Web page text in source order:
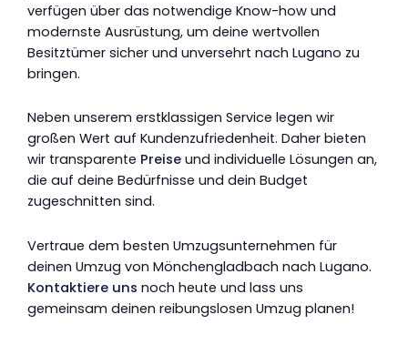
verfügen über das notwendige Know-how und
modernste Ausrüstung, um deine wertvollen
Besitztümer sicher und unversehrt nach Lugano zu
bringen.
Neben unserem erstklassigen Service legen wir
großen Wert auf Kundenzufriedenheit. Daher bieten
wir transparente Preise und individuelle Lösungen an,
die auf deine Bedürfnisse und dein Budget
zugeschnitten sind.
Vertraue dem besten Umzugsunternehmen für
deinen Umzug von Mönchengladbach nach Lugano.
Kontaktiere uns noch heute und lass uns
gemeinsam deinen reibungslosen Umzug planen!